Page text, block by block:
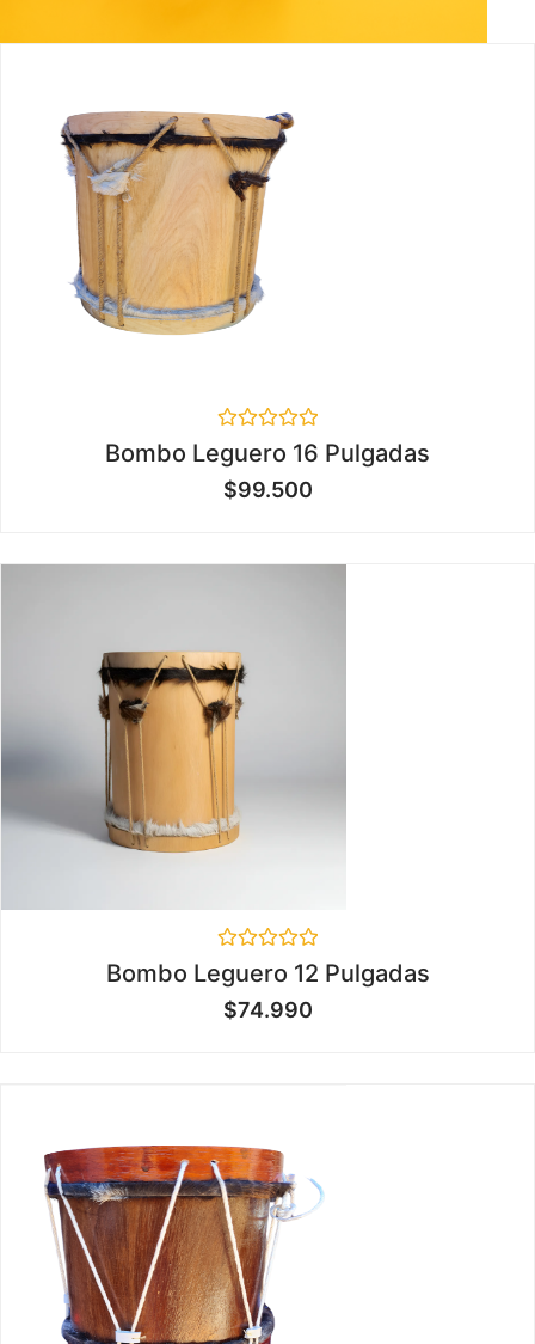
en
0
de
Bombo Leguero 16 Pulgadas
$99.500
en
0
de
Bombo Leguero 12 Pulgadas
$74.990